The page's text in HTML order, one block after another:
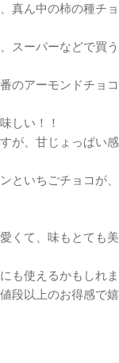
真ん中の柿の種チ
スーパーなどで買
のアーモンドチョ
しい！！
が、甘じょっぱい
といちごチョコが
くて、味もとても
も使えるかもしれ
段以上のお得感で